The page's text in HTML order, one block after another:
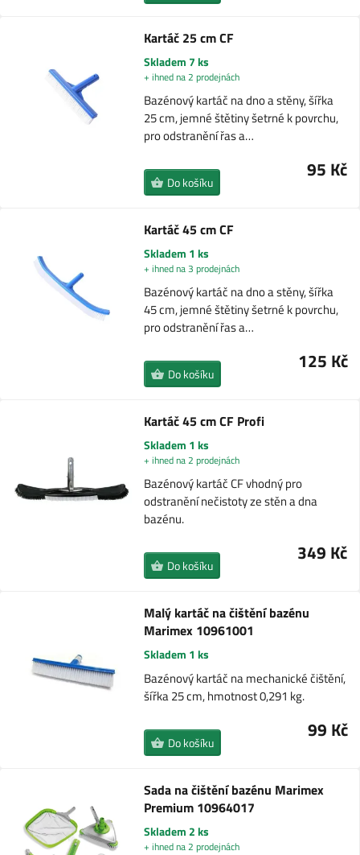
Kartáč 25 cm CF
Skladem 7 ks
+ ihned na 2 prodejnách
Bazénový kartáč na dno a stěny, šířka
25 cm, jemné štětiny šetrné k povrchu,
pro odstranění řas a…
95 Kč
Do košíku
Kartáč 45 cm CF
Skladem 1 ks
+ ihned na 3 prodejnách
Bazénový kartáč na dno a stěny, šířka
45 cm, jemné štětiny šetrné k povrchu,
pro odstranění řas a…
125 Kč
Do košíku
Kartáč 45 cm CF Profi
Skladem 1 ks
+ ihned na 2 prodejnách
Bazénový kartáč CF vhodný pro
odstranění nečistoty ze stěn a dna
bazénu.
349 Kč
Do košíku
Malý kartáč na čištění bazénu
Marimex 10961001
Skladem 1 ks
Bazénový kartáč na mechanické čištění,
šířka 25 cm, hmotnost 0,291 kg.
99 Kč
Do košíku
Sada na čištění bazénu Marimex
Premium 10964017
Skladem 2 ks
+ ihned na 2 prodejnách